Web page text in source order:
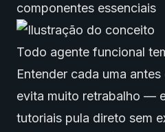
componentes essenciais
Todo agente funcional
Entender cada uma
evita muito retrabalho —
tutoriais pula direto sem